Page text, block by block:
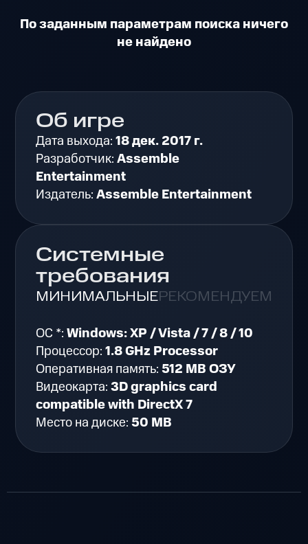
По заданным параметрам поиска ничего
не найдено
Об игре
Дата выхода:18 дек. 2017 г.
Разработчик:Assemble
Entertainment
Издатель:Assemble Entertainment
Системные
требования
МИНИМАЛЬНЫЕРЕКОМЕНДУЕМЫЕ
ОС *:Windows: XP / Vista / 7 / 8 / 10
Процессор:1.8 GHz Processor
Оперативная память:512 MB ОЗУ
Видеокарта:3D graphics card
compatible with DirectX 7
Место на диске:50 MB